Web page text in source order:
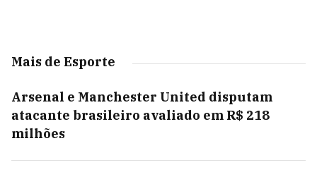
Mais de Esporte
Arsenal e Manchester United disputam
atacante brasileiro avaliado em R$ 218
milhões